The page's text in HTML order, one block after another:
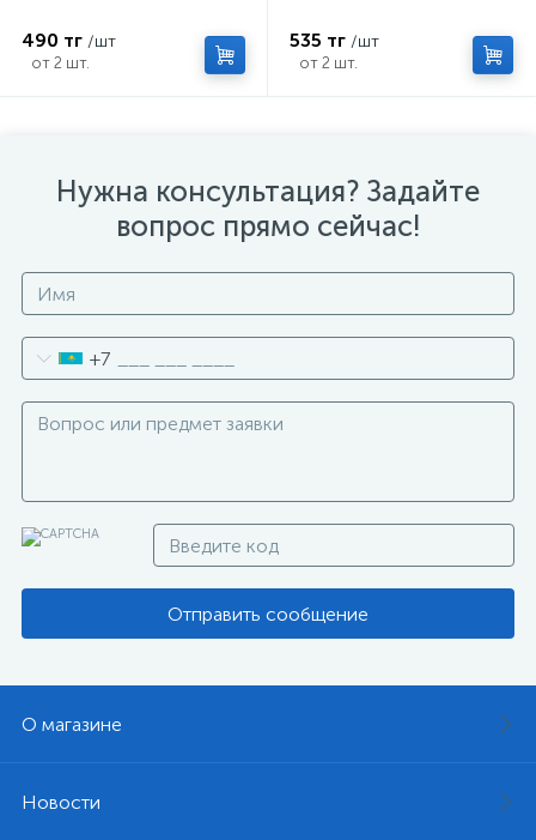
490 тг /шт
от 2 шт.
535 тг /шт
от 2 шт.
Нужна консультация? Задайте
вопрос прямо сейчас!
+7
Отправить сообщение
О магазине
Новости